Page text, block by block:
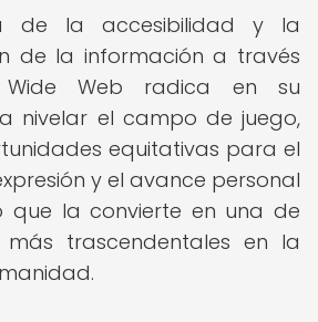
de la accesibilidad y la
de la información a través
Web radica en su
nivelar el campo de juego,
equitativas para el
y el avance personal
que la convierte en una de
más trascendentales en la